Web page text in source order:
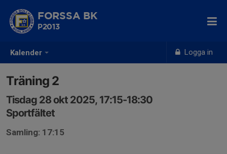
Kalender Logga in
FORSSA BK
P2013
Träning 2
Tisdag 28 okt 2025, 17:15-18:30
Sportfältet
Samling: 17:15